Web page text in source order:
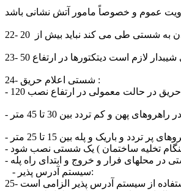
24- شستی اعلام حریق :
- سیستم آدرس پذیر: